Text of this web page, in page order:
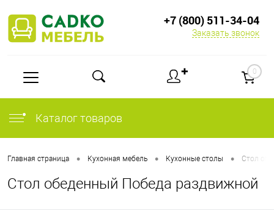
+7 (800) 511-34-04
Заказать звонок
✚ 0
Каталог товаров
Главная страница • Кухонная мебель • Кухонные столы • Стол
Стол обеденный Победа раздвижной